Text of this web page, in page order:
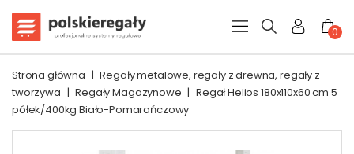
0
Strona główna | Regały metalowe, regały z drewna, regały z
tworzywa | Regały Magazynowe | Regał Helios 180x110x60 cm 5
półek/400kg Biało-Pomarańczowy